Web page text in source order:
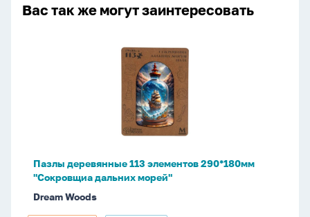
Вас так же могут заинтересовать
Пазлы деревянные 113 элементов 290*180мм
"Сокровщиа дальних морей"
Dream Woods